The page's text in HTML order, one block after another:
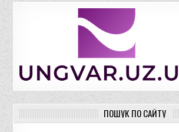
ПОШУК ПО САЙТУ